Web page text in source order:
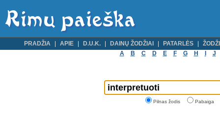
PRADŽIA APIE D.U.K. DAINŲ ŽODŽIAI PATARLĖS
A
B C D E F G H J
Pilnas žodis Pabaiga